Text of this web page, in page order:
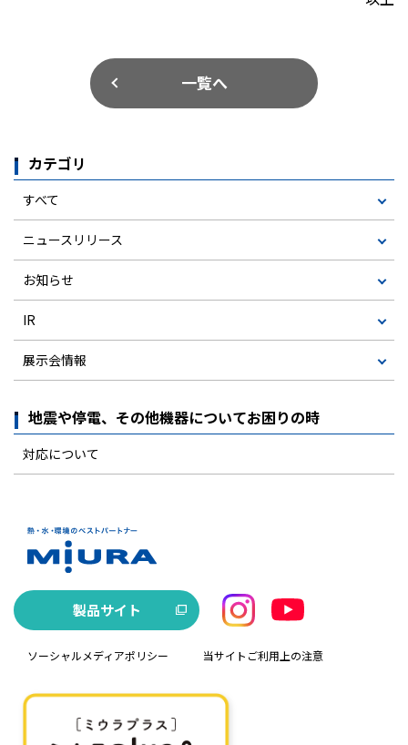
一覧へ
カテゴリ
すべて
ニュースリリース
お知らせ
IR
展示会情報
地震や停電、その他機器についてお困りの時
対応について
製品サイト
ソーシャルメディアポリシー 当サイトご利用上の注意